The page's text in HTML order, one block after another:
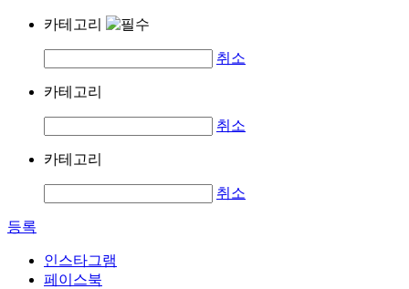
카테고리
취소
카테고리
취소
카테고리
취소
등록
인스타그램
페이스북